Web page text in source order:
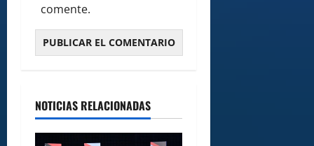
comente.
NOTICIAS RELACIONADAS